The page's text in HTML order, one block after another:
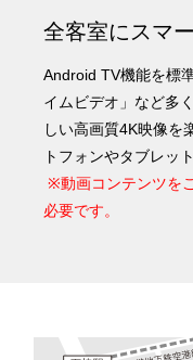
全客室にスマ
Android TV機能を標
イムビデオ」など多
しい高画質4K映像を
トフォンやタブレッ
※動画コンテンツを
必要です。